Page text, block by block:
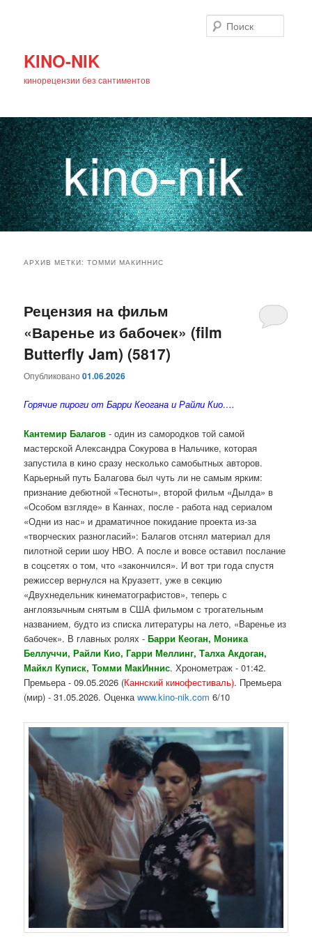
KINO-NIK
кинорецензии без сантиментов
основному
содержимому
дополнительному
содержимому
АРХИВ МЕТКИ:ТОММИ МАКИННИС
Рецензия на фильм
«Варенье из бабочек» (film
Butterfly Jam) (5817)
Опубликовано01.06.2026
Горячие пироги от Барри Кеогана и Райли Кио….
Кантемир Балагов - один из самородков той самой
мастерской Александра Сокурова в Нальчике, которая
запустила в кино сразу несколько самобытных авторов.
Карьерный путь Балагова был чуть ли не самым ярким:
признание дебютной «Тесноты», второй фильм «Дылда» в
«Особом взгляде» в Каннах, после - работа над сериалом
«Одни из нас» и драматичное покидание проекта из-за
«творческих разногласий»: Балагов отснял материал для
пилотной серии шоу HBO. А после и вовсе оставил послание
в соцсетях о том, что «закончился». И вот три года спустя
режиссер вернулся на Круазетт, уже в секцию
«Двухнедельник кинематографистов», теперь с
англоязычным снятым в США фильмом с трогательным
названием, будто из списка литературы на лето, «Варенье из
бабочек». В главных ролях -Барри Кеоган, Моника
Беллуччи, Райли Кио, Гарри Меллинг, Талха Акдоган,
Майкл Куписк, Томми МакИннис. Хронометраж - 01:42.
Премьера - 09.05.2026 (Каннский кинофестиваль). Премьера
(мир) - 31.05.2026. Оценкаwww.kino-nik.com 6/10